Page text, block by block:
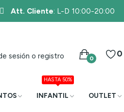
Att. Cliente: L-D 10:00-20:00
sesión o registro 0 0
INFANTIL
HASTA 50%
OUTLET